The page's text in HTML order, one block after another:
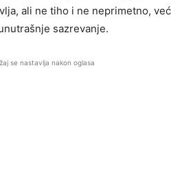
ali ne tiho i ne neprimetno, već
sazrevanje.
se nastavlja nakon oglasa